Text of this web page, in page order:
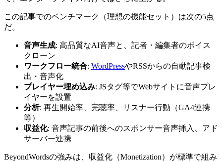
この記事でのベンチマーク（理想の機能セット）は次の5点
だ。
音声生成: 高品質なAI音声と、記者・編集者のボイス
クローン
ワークフロー統合: WordPressやRSSからの自動記事検
出・音声化
プレイヤー埋め込み: JSタグ等でWebサイトに音声プレ
イヤーを設置
分析: 再生開始率、完聴率、リスナー行動（GA4連携
等）
収益化: 音声記事の前後へのスポンサー音声挿入、アド
サーバー連携
BeyondWordsの強みは、収益化（Monetization）が標準で組み